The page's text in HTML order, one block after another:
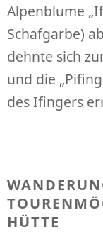
Alpenblume
Schafgarbe)
dehnte sich
und die
des Ifingers
HÜTTE